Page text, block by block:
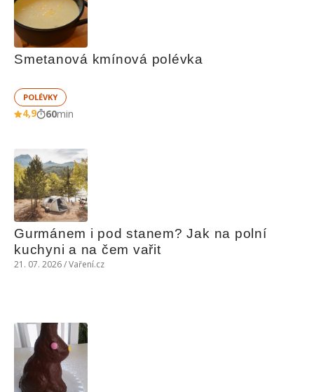
Smetanová kmínová polévka
POLÉVKY
4,9 60min
Gurmánem i pod stanem? Jak na polní
kuchyni a na čem vařit
21. 07. 2026 / Vaření.cz